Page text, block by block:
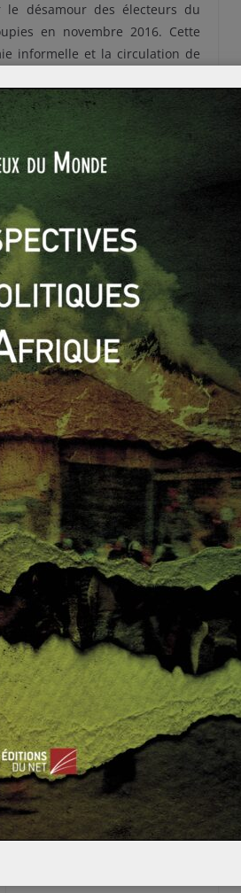
le désamour des électeurs du
en novembre 2016. Cette
informelle et la circulation de
et commerçants dont
secteur informel, qui compte
Indiens était durement
de l’introduction d’une
les coûts induits par les
d’investisseurs. Or, elle
sont incapables de
: la caste des Patel, qui
des entrepreneurs et des
en faveur des castes dites
Patel de rejoindreles “Other
qu’ils ne sont pas défavorisés
d’un système de castes qui
rhétorique
ces causes particulières, le BJP
antimusulmane dans un État
Les violences interreligieuses
été inquiétés, sont encore
» son cheval de bataille pour la
brille
» (slogan optimiste d’une
affirme que 39% des enfants
0
d’un empereur depu
is deux siècles